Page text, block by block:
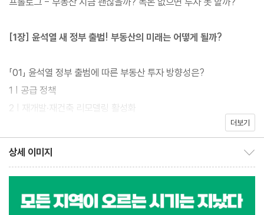
타이밍과 매도 타이밍을 잡는 방법을 데이터화해서 나타낸다. 이 책
의 아파트의 추세를 분명하게 보여준다. 따라서 이 책만 읽어도 “그
래서 어디 투자해야 해?”, “언제 사고팔아야 해?”라는 물음에 대해
스스로 답하는 게 가능하다. 부동산 전문가 수준의 능력을 가지고 싶
[1장] 윤석열 새 정부 출범! 부동산의 미래는 어떻게 될까?
「01」 윤석열 정부 출범에 따른 부동산 투자 방향성은?
1 | 공급 정책
2 | 재개발·재건축 리모델링 활성화
5 | 주택임대시장 정상화 및 민간 임대주택 활성화
6 | 부동산 세제 정상화
7 | 주택 대출 규제 완화
더보기
상세 이미지